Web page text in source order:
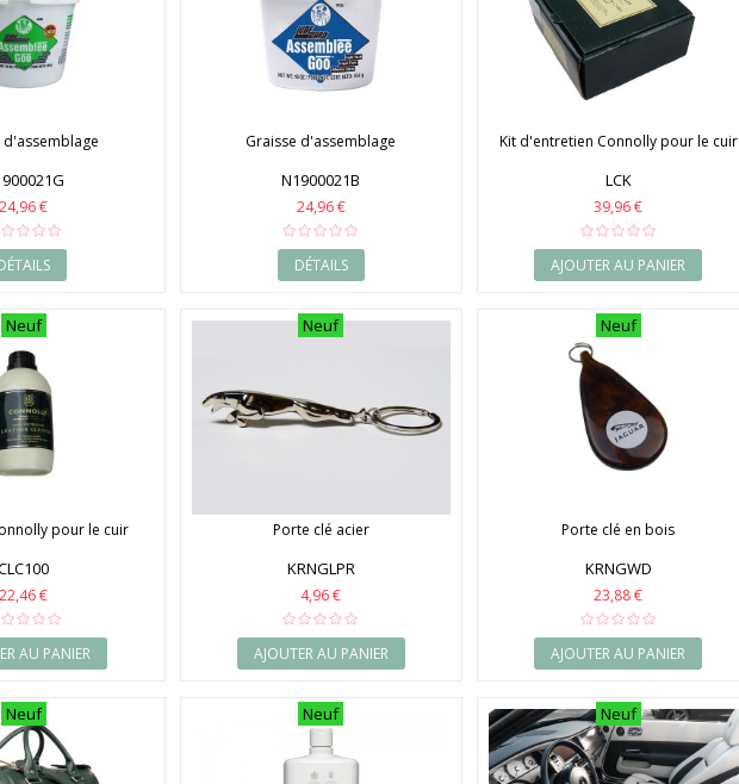
d'assemblage
24,96 €
Graisse d'assemblage
N1900021B
24,96 €
DÉTAILS
Kit d'entretien Connolly pour le cuir
LCK
39,96 €
AJOUTER AU PANIER
Neuf
pour le cuir
22,46 €
AU PANIER
Neuf
Porte clé acier
KRNGLPR
4,96 €
AJOUTER AU PANIER
Neuf
Porte clé en bois
KRNGWD
23,88 €
AJOUTER AU PANIER
Neuf Neuf Neuf